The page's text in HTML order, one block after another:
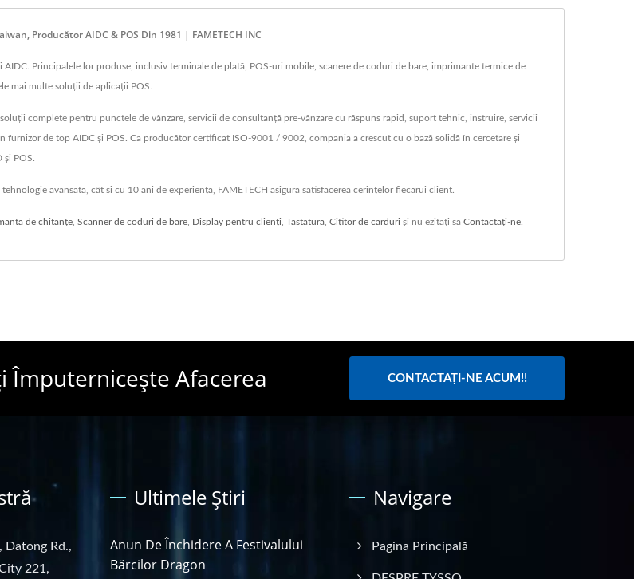
Producător AIDC & POS Din 1981 | FAMETECH INC
Principalele lor produse, inclusiv terminale de plată, POS-uri mobile, scanere de coduri de bare, imprimante termice de
mai multe soluții de aplicații POS.
complete pentru punctele de vânzare, servicii de consultanță pre-vânzare cu răspuns rapid, suport tehnic, instruire, servicii
furnizor de top AIDC și POS. Ca producător certificat ISO-9001 / 9002, compania a crescut cu o bază solidă în cercetare și
POS.
avansată, cât și cu 10 ani de experiență, FAMETECH asigură satisfacerea cerințelor fiecărui client.
de chitanțe Scanner de coduri de bare Display pentru clienți Tastatură Cititor de carduri și nu ezitați să Contactați-ne
Împuternicește Afacerea CONTACTAȚI-NE ACUM!!
Datong Rd.,
221,
Ultimele Știri
Anun De Închidere A Festivalului
Bărcilor Dragon
Navigare
Pagina Principală